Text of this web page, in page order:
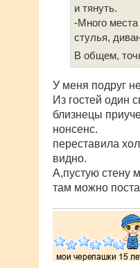
и тянуть.
-Много места
стулья,
В общем,
У меня подруг
Из гостей один
близнецы
нонсенс.
переставила
видно.
А,пустую стену
там можно